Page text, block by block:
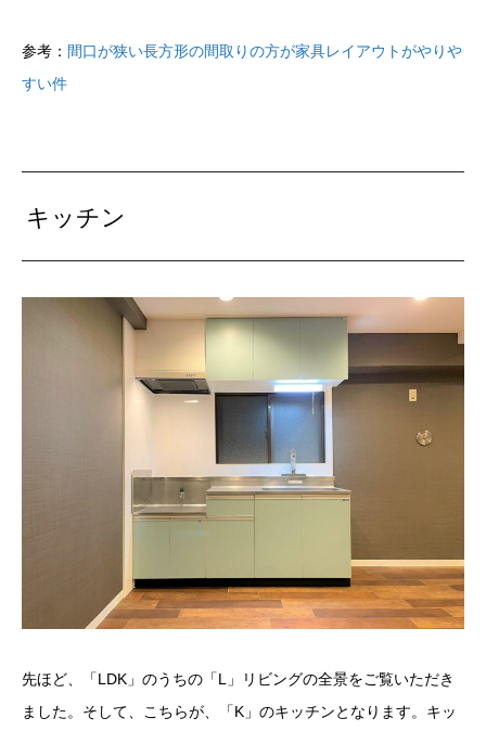
参考： 間口が狭い長方形の間取りの方が家具レイアウトがやりや
すい件
キッチン
先ほど、「LDK」のうちの「L」リビングの全景をご覧いただき
ました。そして、こちらが、「K」のキッチンとなります。キッ